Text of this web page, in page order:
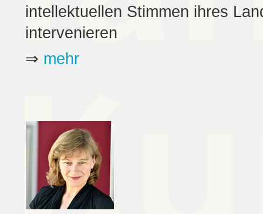
intellektuellen Stimmen ihres
intervenieren
⇒ mehr